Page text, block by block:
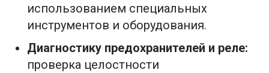
использованием специальных
инструментов и оборудования.
Диагностику предохранителей и реле:
проверка целостности